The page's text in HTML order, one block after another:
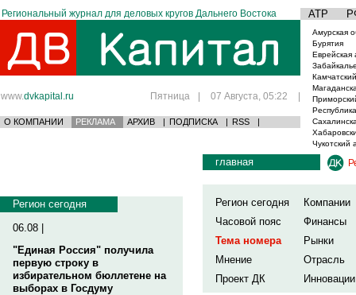
Региональный журнал для деловых кругов Дальнего Востока АТР
www.dvkapital.ru Пятница | 07 Августа, 05:22 |
О КОМПАНИИ РЕКЛАМА АРХИВ | ПОДПИСКА | RSS |
Амурская
Бурятия
Еврейская
Чукотский
Регион сегодня
06.08 |
"Единая Россия" получила
первую строку в
избирательном бюллетене на
выборах в Госдуму
главная
Регион сегодня
Компании
Часовой пояс
Финансы
Тема номера
Рынки
Мнение
Отрасль
Проект ДК
Инновации